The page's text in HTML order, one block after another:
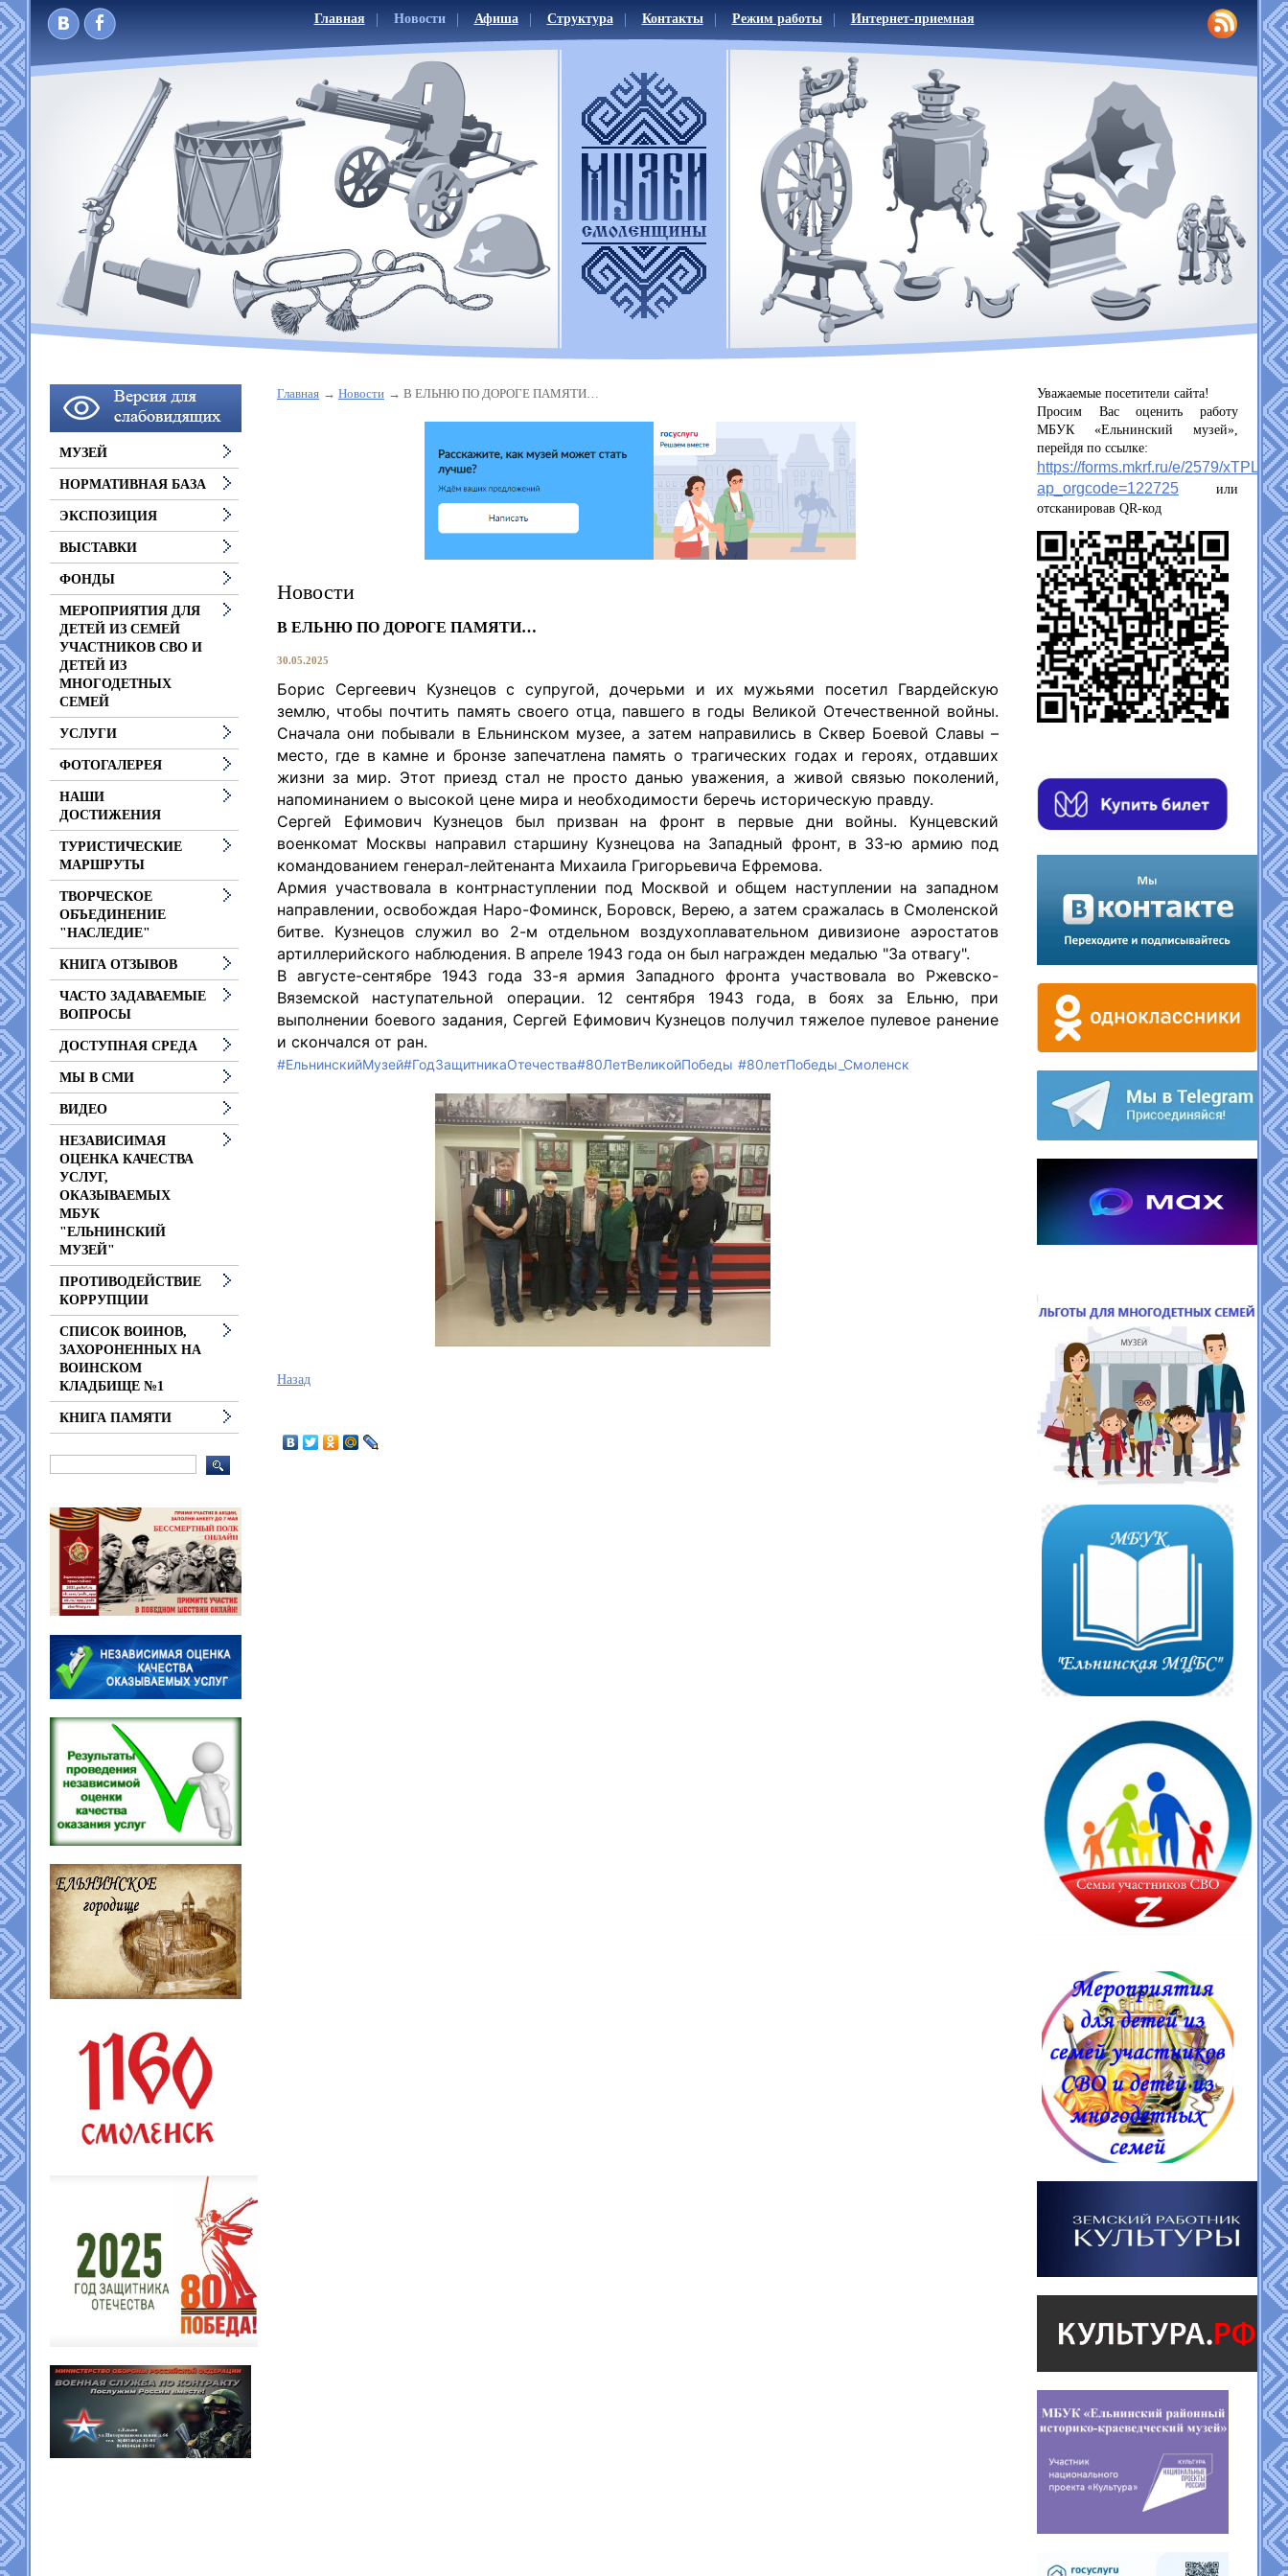
Главная Новости Афиша Структура Контакты Режим работы Интернет-приемная
Главная Новости В ЕЛЬНЮ ПО ДОРОГЕ ПАМЯТИ…
Новости
В ЕЛЬНЮ ПО ДОРОГЕ ПАМЯТИ…
30.05.2025
Борис Сергеевич Кузнецов с супругой, дочерьми и их мужьями посетил Гвардейскую
землю, чтобы почтить память своего отца, павшего в годы Великой Отечественной войны.
Сначала они побывали в Ельнинском музее, а затем направились в Сквер Боевой Славы –
место, где в камне и бронзе запечатлена память о трагических годах и героях, отдавших
жизни за мир. Этот приезд стал не просто данью уважения, а живой связью поколений,
напоминанием о высокой цене мира и необходимости беречь историческую правду.
Сергей Ефимович Кузнецов был призван на фронт в первые дни войны. Кунцевский
военкомат Москвы направил старшину Кузнецова на Западный фронт, в 33-ю армию под
командованием генерал-лейтенанта Михаила Григорьевича Ефремова.
Армия участвовала в контрнаступлении под Москвой и общем наступлении на западном
направлении, освобождая Наро-Фоминск, Боровск, Верею, а затем сражалась в Смоленской
битве. Кузнецов служил во 2-м отдельном воздухоплавательном дивизионе аэростатов
артиллерийского наблюдения. В апреле 1943 года он был награжден медалью "За отвагу".
В августе-сентябре 1943 года 33-я армия Западного фронта участвовала во Ржевско-
Вяземской наступательной операции. 12 сентября 1943 года, в боях за Ельню, при
выполнении боевого задания, Сергей Ефимович Кузнецов получил тяжелое пулевое ранение
и скончался от ран.
#ЕльнинскийМузей#ГодЗащитникаОтечества#80ЛетВеликойПобеды #80летПобеды_Смоленск
Назад
МУЗЕЙ
НОРМАТИВНАЯ БАЗА
ЭКСПОЗИЦИЯ
ВЫСТАВКИ
ФОНДЫ
МЕРОПРИЯТИЯ ДЛЯ
ДЕТЕЙ ИЗ СЕМЕЙ
УЧАСТНИКОВ СВО И
ДЕТЕЙ ИЗ
МНОГОДЕТНЫХ
СЕМЕЙ
УСЛУГИ
ФОТОГАЛЕРЕЯ
НАШИ
ДОСТИЖЕНИЯ
ТУРИСТИЧЕСКИЕ
МАРШРУТЫ
ТВОРЧЕСКОЕ
ОБЪЕДИНЕНИЕ
"НАСЛЕДИЕ"
КНИГА ОТЗЫВОВ
ЧАСТО ЗАДАВАЕМЫЕ
ВОПРОСЫ
ДОСТУПНАЯ СРЕДА
МЫ В СМИ
ВИДЕО
НЕЗАВИСИМАЯ
ОЦЕНКА КАЧЕСТВА
УСЛУГ,
ОКАЗЫВАЕМЫХ
МБУК
"ЕЛЬНИНСКИЙ
МУЗЕЙ"
ПРОТИВОДЕЙСТВИЕ
КОРРУПЦИИ
СПИСОК ВОИНОВ,
ЗАХОРОНЕННЫХ НА
ВОИНСКОМ
КЛАДБИЩЕ №1
КНИГА ПАМЯТИ
Уважаемые посетители сайта!
Просим Вас оценить работу
МБУК «Ельнинский музей»,
перейдя по ссылке:
https://forms.mkrf.ru/e/2579/
ap_orgcode=122725 или
отсканировав QR-код